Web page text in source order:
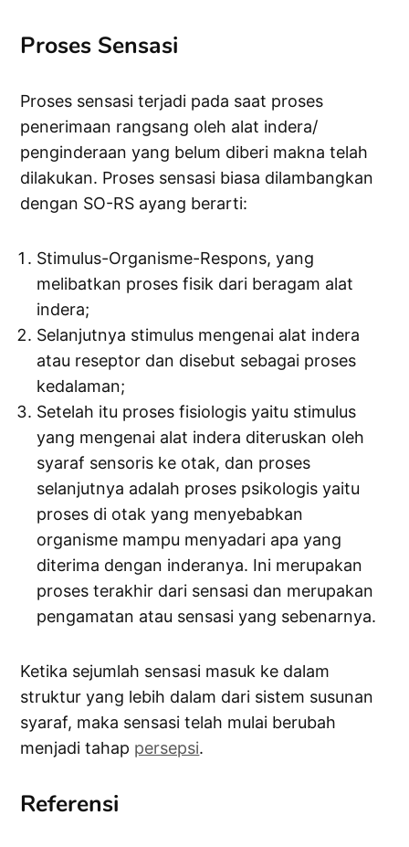
Proses Sensasi
Proses sensasi terjadi pada saat proses
penerimaan rangsang oleh alat indera/
penginderaan yang belum diberi makna telah
dilakukan. Proses sensasi biasa dilambangkan
dengan SO-RS ayang berarti:
Stimulus-Organisme-Respons, yang
melibatkan proses fisik dari beragam alat
indera;
Selanjutnya stimulus mengenai alat indera
atau reseptor dan disebut sebagai proses
kedalaman;
Setelah itu proses fisiologis yaitu stimulus
yang mengenai alat indera diteruskan oleh
syaraf sensoris ke otak, dan proses
selanjutnya adalah proses psikologis yaitu
proses di otak yang menyebabkan
organisme mampu menyadari apa yang
diterima dengan inderanya. Ini merupakan
proses terakhir dari sensasi dan merupakan
pengamatan atau sensasi yang sebenarnya.
Ketika sejumlah sensasi masuk ke dalam
struktur yang lebih dalam dari sistem susunan
syaraf, maka sensasi telah mulai berubah
menjadi tahap persepsi.
Referensi